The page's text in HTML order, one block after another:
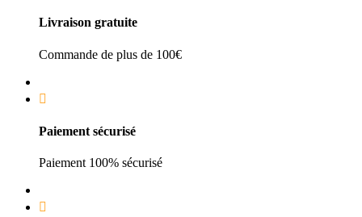
Livraison gratuite
Commande de plus de 100€
Paiement sécurisé
Paiement 100% sécurisé